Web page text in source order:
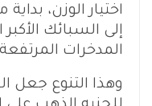
اختيار الوزن،
إلى السبائك
المدخرات
وهذا التنوع جعل